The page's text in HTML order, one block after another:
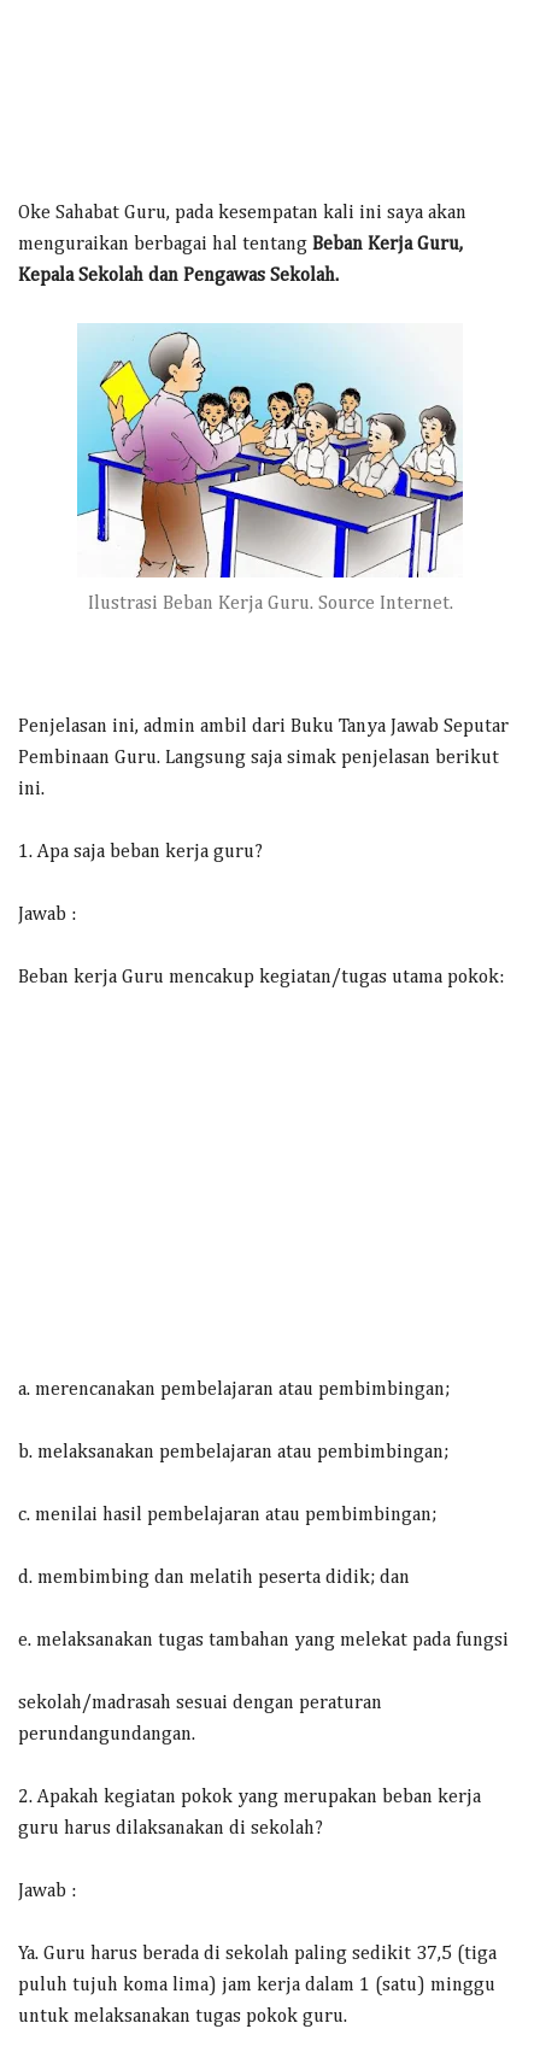
Oke Sahabat Guru, pada kesempatan kali ini saya akan
menguraikan berbagai hal tentang Beban Kerja Guru,
Kepala Sekolah dan Pengawas Sekolah.
Ilustrasi Beban Kerja Guru. Source Internet.
Penjelasan ini, admin ambil dari Buku Tanya Jawab Seputar
Pembinaan Guru. Langsung saja simak penjelasan berikut
ini.
1. Apa saja beban kerja guru?
Jawab :
Beban kerja Guru mencakup kegiatan/tugas utama pokok:
a. merencanakan pembelajaran atau pembimbingan;
b. melaksanakan pembelajaran atau pembimbingan;
c. menilai hasil pembelajaran atau pembimbingan;
d. membimbing dan melatih peserta didik; dan
e. melaksanakan tugas tambahan yang melekat pada fungsi
sekolah/madrasah sesuai dengan peraturan
perundangundangan.
2. Apakah kegiatan pokok yang merupakan beban kerja
guru harus dilaksanakan di sekolah?
Jawab :
Ya. Guru harus berada di sekolah paling sedikit 37,5 (tiga
puluh tujuh koma lima) jam kerja dalam 1 (satu) minggu
untuk melaksanakan tugas pokok guru.